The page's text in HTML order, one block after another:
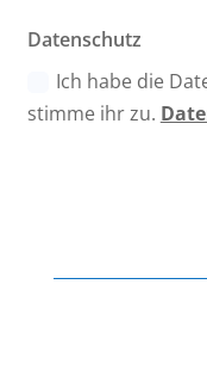
Datenschutz
Ich habe die
stimme ihr zu.